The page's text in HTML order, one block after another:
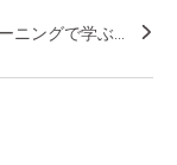
ニングで学ぶ...